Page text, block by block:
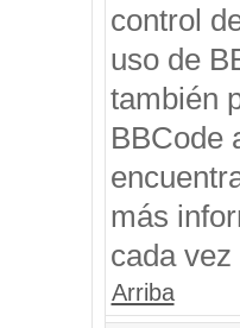
control
uso de
también
BBCode
más
cada
Arriba